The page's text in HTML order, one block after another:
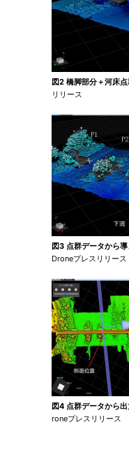
図2 橋脚部分＋河床
リリース
図3 点群データから
Droneプレスリリース
図4 点群データから
roneプレスリリース